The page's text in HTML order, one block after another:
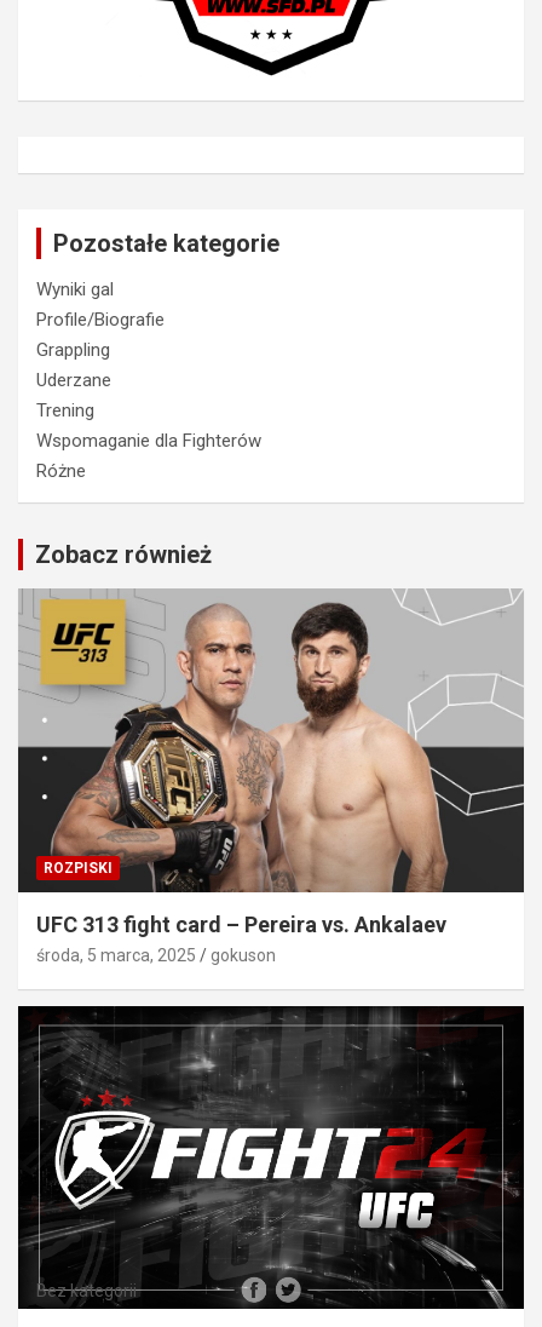
Pozostałe kategorie
Wyniki gal
Profile/Biografie
Grappling
Uderzane
Trening
Wspomaganie dla Fighterów
Różne
Zobacz również
ROZPISKI
UFC 313 fight card – Pereira vs. Ankalaev
środa, 5 marca, 2025 gokuson
Bez kategorii